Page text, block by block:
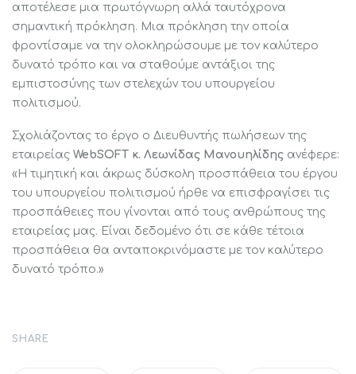
αποτέλεσε μια πρωτόγνωρη αλλά ταυτόχρονα
σημαντική πρόκληση. Μια πρόκληση την οποία
φροντίσαμε να την ολοκληρώσουμε με τον καλύτερο
δυνατό τρόπο και να σταθούμε αντάξιοι της
εμπιστοσύνης των στελεχών του υπουργείου
πολιτισμού.
Σχολιάζοντας το έργο ο Διευθυντής πωλήσεων της
εταιρείας WebSOFT κ. Λεωνίδας Μανουηλίδης ανέφερε:
«Η τιμητική και άκρως δύσκολη προσπάθεια του έργου
του υπουργείου πολιτισμού ήρθε να επισφραγίσει τις
προσπάθειες που γίνονται από τους ανθρώπους της
εταιρείας μας. Είναι δεδομένο ότι σε κάθε τέτοια
προσπάθεια θα ανταποκρινόμαστε με τον καλύτερο
δυνατό τρόπο.»
SHARE